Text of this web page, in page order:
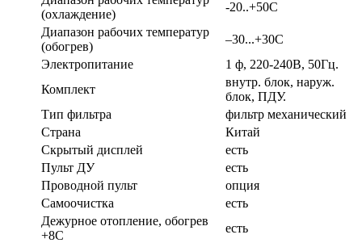
(охлаждение)
-20..+50C
Диапазон рабочих температур
(обогрев)
–30...+30C
Электропитание
1 ф, 220-240В, 50Гц.
Комплект
внутр. блок, наруж.
блок, ПДУ.
Тип фильтра
фильтр механический
Страна
Китай
Скрытый дисплей
есть
Пульт ДУ
есть
Проводной пульт
опция
Самоочистка
есть
Дежурное отопление, обогрев
+8С
есть